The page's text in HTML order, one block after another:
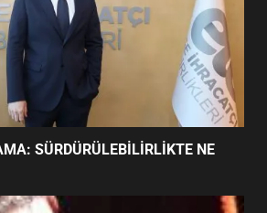
SATRANÇ
TURNUVASI KAYITLARI NEYİ
DEĞİŞTİRİYOR?
SÜRDÜRÜLEBİLİRLİKTE NE